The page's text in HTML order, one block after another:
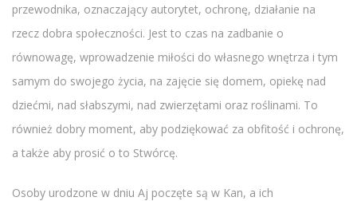
przewodnika, oznaczający autorytet, ochronę, działanie na
rzecz dobra społeczności. Jest to czas na zadbanie o
równowagę, wprowadzenie miłości do własnego wnętrza i tym
samym do swojego życia, na zajęcie się domem, opiekę nad
dziećmi, nad słabszymi, nad zwierzętami oraz roślinami. To
również dobry moment, aby podziękować za obfitość i ochronę,
a także aby prosić o to Stwórcę.
Osoby urodzone w dniu Aj poczęte są w Kan, a ich